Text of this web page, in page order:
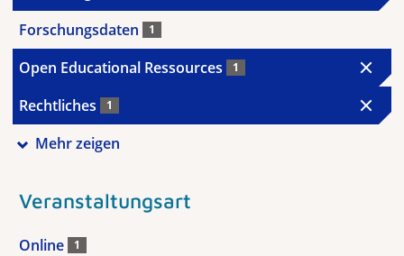
Forschungsdaten 1
Open Educational Ressources 1
Rechtliches 1
Mehr zeigen
Veranstaltungsart
Online 1